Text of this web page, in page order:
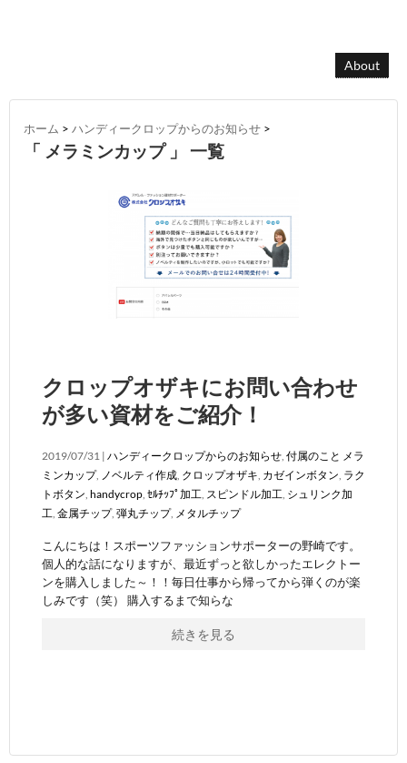
About
ホーム > ハンディークロップからのお知らせ >
「 メラミンカップ 」 一覧
クロップオザキにお問い合わせ
が多い資材をご紹介！
2019/07/31 | ハンディークロップからのお知らせ, 付属のこと メラ
ミンカップ, ノベルティ作成, クロップオザキ, カゼインボタン, ラク
トボタン, handycrop, ｾﾙﾁｯﾌﾟ加工, スピンドル加工, シュリンク加
工, 金属チップ, 弾丸チップ, メタルチップ
こんにちは！スポーツファッションサポーターの野崎です。
個人的な話になりますが、最近ずっと欲しかったエレクトー
ンを購入しました～！！毎日仕事から帰ってから弾くのが楽
しみです（笑） 購入するまで知らな
続きを見る